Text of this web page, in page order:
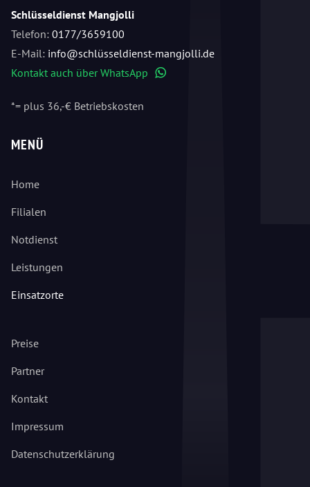
Schlüsseldienst Mangjolli
Telefon: 0177/3659100
E-Mail: info@schlüsseldienst-mangjolli.de
Kontakt auch über WhatsApp
*= plus 36,-€ Betriebskosten
MENÜ
Home
Filialen
Notdienst
Leistungen
Einsatzorte
Preise
Partner
Kontakt
Impressum
Datenschutzerklärung